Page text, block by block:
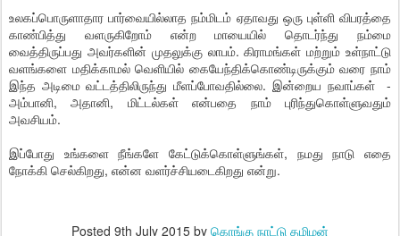
உலகப்பொருளாதார பார்வையில்லாத நம்மிடம் ஏதாவது ஒரு புள்ளி விபரத்தை
காண்பித்து வளருகிறோம் என்ற மாயையில் தொடர்ந்து நம்மை
வைத்திருப்பது அவர்களின் முதலுக்கு லாபம். கிராமங்கள் மற்றும் உள்நாட்டு
வளங்களை மதிக்காமல் வெளியில் கையேந்திக்கொண்டிருக்கும் வரை நாம்
இந்த அடிமை வட்டத்திலிருந்து மீளப்போவதில்லை. இன்றைய நவாப்கள் -
அம்பானி, அதானி, மிட்டல்கள் என்பதை நாம் புரிந்துகொள்ளுவதும்
அவசியம்.
இப்போது உங்களை நீங்களே கேட்டுக்கொள்ளுங்கள், நமது நாடு எதை
நோக்கி செல்கிறது, என்ன வளர்ச்சியடைகிறது என்று.
Posted 9th July 2015 by கொங்கு நாட்டு தமிழன்